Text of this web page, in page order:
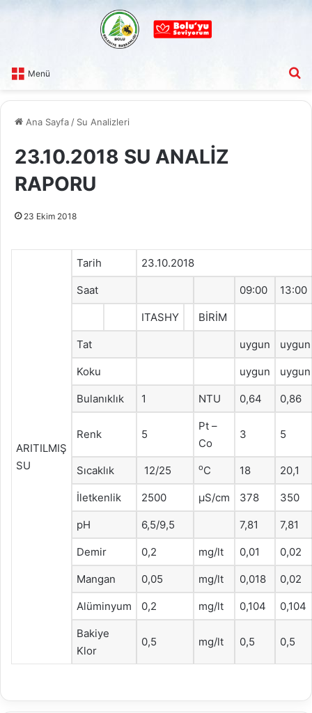
Menü
Ana Sayfa / Su Analizleri
23.10.2018 SU ANALİZ
RAPORU
23 Ekim 2018
ARITILMIŞ
SU
Tarih 23.10.2018
Saat 09:00 13:00
ITASHY BİRİM
Tat uygun uygun
Koku uygun uygun
Bulanıklık 1 NTU 0,64 0,86
Renk 5
Pt –
Co
3 5
Sıcaklık 12/25 oC 18 20,1
İletkenlik 2500 μS/cm 378 350
pH 6,5/9,5 7,81 7,81
Demir 0,2 mg/lt 0,01 0,02
Mangan 0,05 mg/lt 0,018 0,02
Alüminyum 0,2 mg/lt 0,104 0,104
Bakiye
Klor
0,5 mg/lt 0,5 0,5